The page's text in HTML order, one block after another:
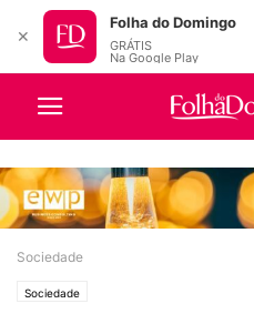
Sociedade
Sociedade
✕
Folha do Domingo
GRÁTIS
Na Google Play